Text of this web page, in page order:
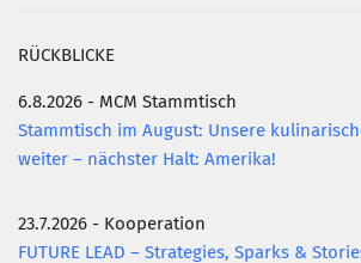
RÜCKBLICKE
6.8.2026 - MCM Stammtisch
Stammtisch im August: Unsere
weiter – nächster Halt: Amerika!
23.7.2026 - Kooperation
FUTURE LEAD – Strategies, Sparks &